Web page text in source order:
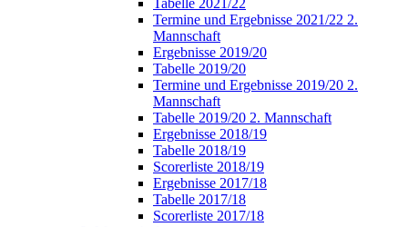
Tabelle 2021/22
Termine und Ergebnisse 2021/22 2.
Mannschaft
Ergebnisse 2019/20
Tabelle 2019/20
Termine und Ergebnisse 2019/20 2.
Mannschaft
Tabelle 2019/20 2. Mannschaft
Ergebnisse 2018/19
Tabelle 2018/19
Scorerliste 2018/19
Ergebnisse 2017/18
Tabelle 2017/18
Scorerliste 2017/18